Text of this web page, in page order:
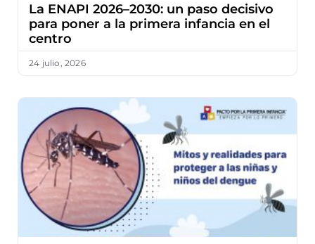
La ENAPI 2026–2030: un paso decisivo
para poner a la primera infancia en el
centro
24 julio, 2026